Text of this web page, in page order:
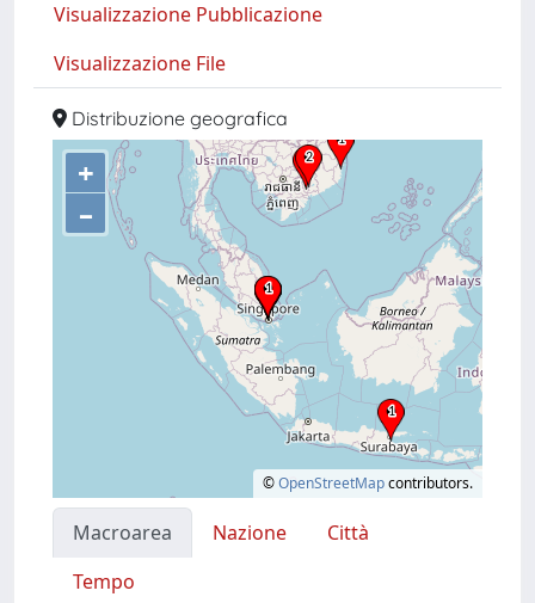
Visualizzazione Pubblicazione
Visualizzazione File
Distribuzione geografica
+
–
©OpenStreetMapcontributors.
Macroarea Nazione
Città
Tempo